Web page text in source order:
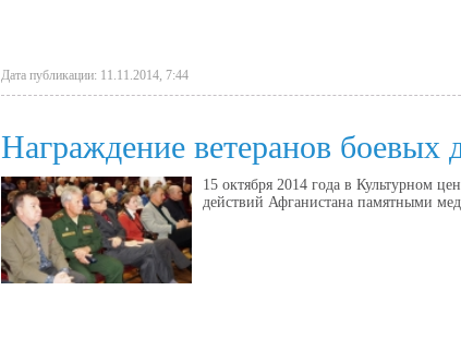
Дата публикации: 11.11.2014, 7:44
Награждение ветеранов боевых
15 октября 2014 года в Культурном
действий Афганистана памятными